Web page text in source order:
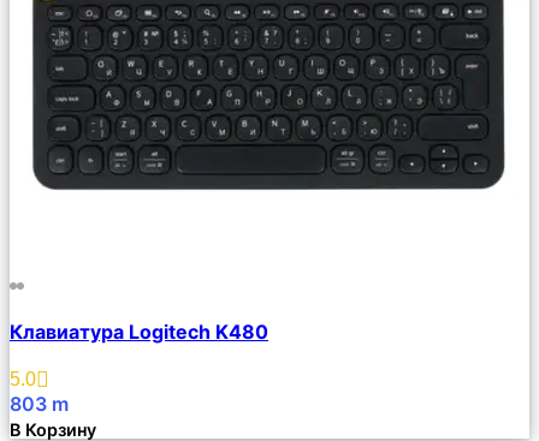
Описание
Избранное
Клавиатура Logitech K480
5.0
803 m
В Корзину